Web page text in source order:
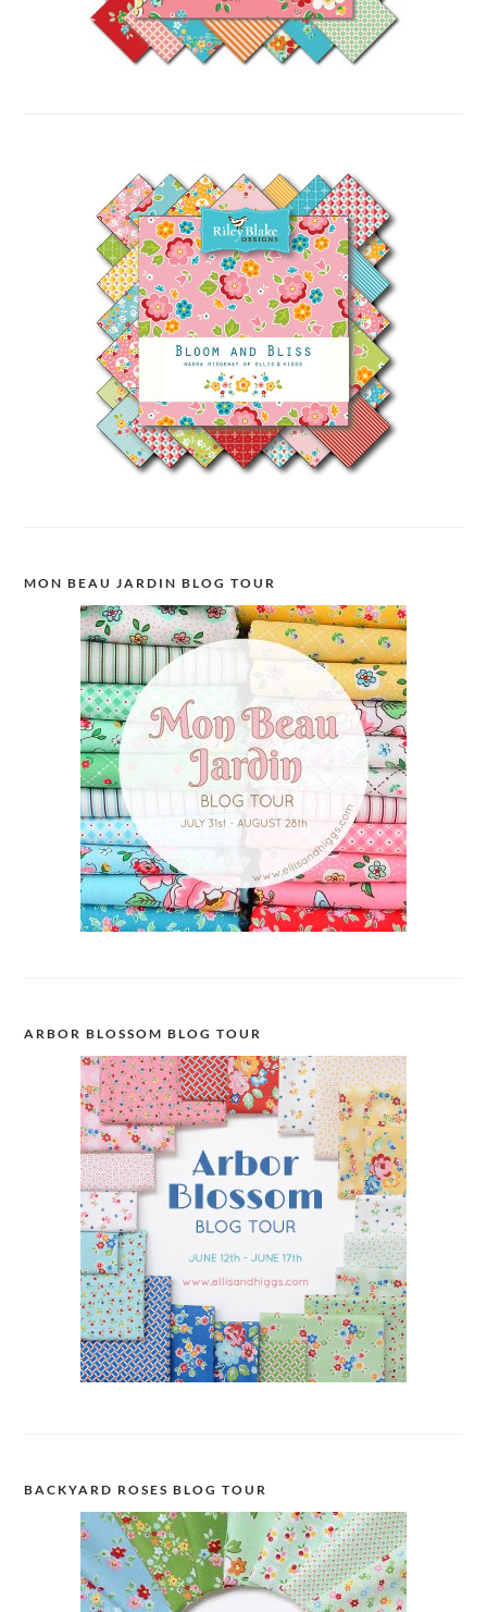
MON BEAU JARDIN BLOG TOUR
ARBOR BLOSSOM BLOG TOUR
BACKYARD ROSES BLOG TOUR